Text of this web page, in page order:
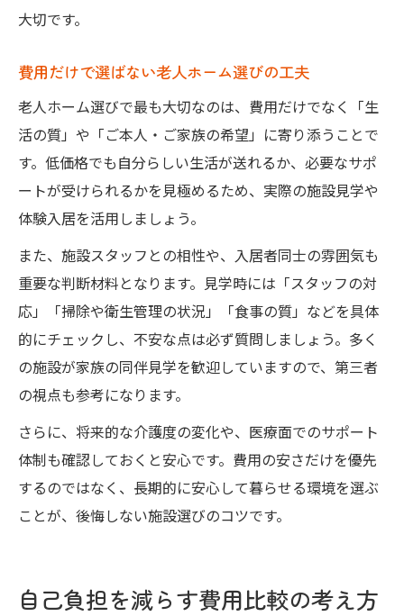
大切です。
費用だけで選ばない老人ホーム選びの工夫
老人ホーム選びで最も大切なのは、費用だけでなく「生
活の質」や「ご本人・ご家族の希望」に寄り添うことで
す。低価格でも自分らしい生活が送れるか、必要なサポ
ートが受けられるかを見極めるため、実際の施設見学や
体験入居を活用しましょう。
また、施設スタッフとの相性や、入居者同士の雰囲気も
重要な判断材料となります。見学時には「スタッフの対
応」「掃除や衛生管理の状況」「食事の質」などを具体
的にチェックし、不安な点は必ず質問しましょう。多く
の施設が家族の同伴見学を歓迎していますので、第三者
の視点も参考になります。
さらに、将来的な介護度の変化や、医療面でのサポート
体制も確認しておくと安心です。費用の安さだけを優先
するのではなく、長期的に安心して暮らせる環境を選ぶ
ことが、後悔しない施設選びのコツです。
自己負担を減らす費用比較の考え方